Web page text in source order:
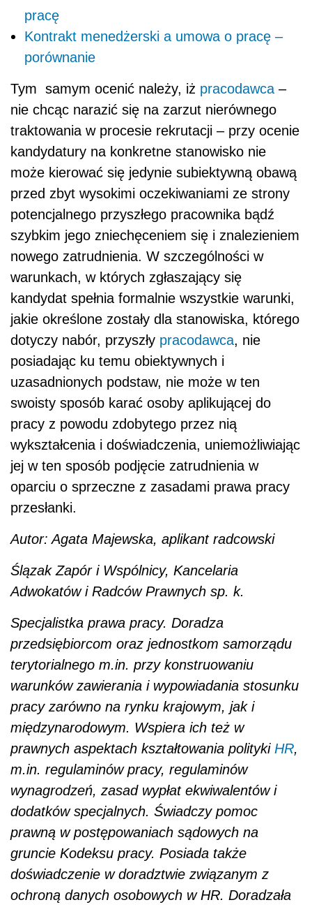
pracę
Kontrakt menedżerski a umowa o pracę –
porównanie
Tym samym ocenić należy, iż pracodawca –
nie chcąc narazić się na zarzut nierównego
traktowania w procesie rekrutacji – przy ocenie
kandydatury na konkretne stanowisko nie
może kierować się jedynie subiektywną obawą
przed zbyt wysokimi oczekiwaniami ze strony
potencjalnego przyszłego pracownika bądź
szybkim jego zniechęceniem się i znalezieniem
nowego zatrudnienia. W szczególności w
warunkach, w których zgłaszający się
kandydat spełnia formalnie wszystkie warunki,
jakie określone zostały dla stanowiska, którego
dotyczy nabór, przyszły pracodawca, nie
posiadając ku temu obiektywnych i
uzasadnionych podstaw, nie może w ten
swoisty sposób karać osoby aplikującej do
pracy z powodu zdobytego przez nią
wykształcenia i doświadczenia, uniemożliwiając
jej w ten sposób podjęcie zatrudnienia w
oparciu o sprzeczne z zasadami prawa pracy
przesłanki.
Autor: Agata Majewska, aplikant radcowski
Ślązak Zapór i Wspólnicy, Kancelaria
Adwokatów i Radców Prawnych sp. k.
Specjalistka prawa pracy. Doradza
przedsiębiorcom oraz jednostkom samorządu
terytorialnego m.in. przy konstruowaniu
warunków zawierania i wypowiadania stosunku
pracy zarówno na rynku krajowym, jak i
międzynarodowym. Wspiera ich też w
prawnych aspektach kształtowania polityki HR,
m.in. regulaminów pracy, regulaminów
wynagrodzeń, zasad wypłat ekwiwalentów i
dodatków specjalnych. Świadczy pomoc
prawną w postępowaniach sądowych na
gruncie Kodeksu pracy. Posiada także
doświadczenie w doradztwie związanym z
ochroną danych osobowych w HR. Doradzała